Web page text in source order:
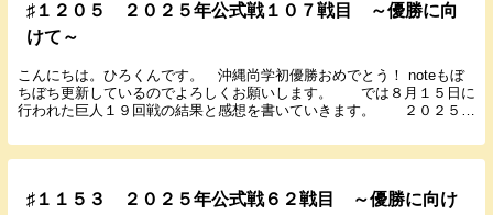
♯１２０５ ２０２５年公式戦１０７戦目 ～優勝に向
けて～
こんにちは。ひろくんです。 沖縄尚学初優勝おめでとう！ noteもぼ
ちぼち更新しているのでよろしくお願いします。 では８月１５日に
行われた巨人１９回戦の結果と感想を書いていきます。 ２０２５年
♯１１５３ ２０２５年公式戦６２戦目 ～優勝に向け